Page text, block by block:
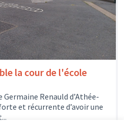
la cour de l'école
Germaine Renauld d’Athée-
et récurrente d’avoir une